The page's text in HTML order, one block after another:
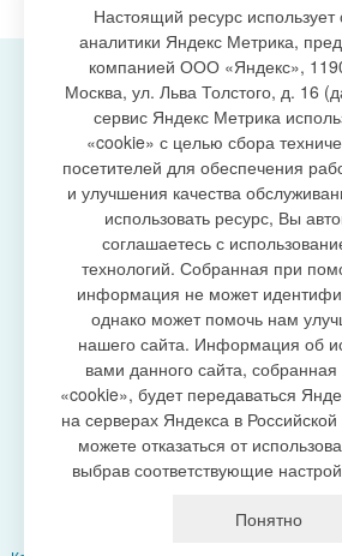
создание сайта
Администрация
Энергетиков, 6, пгт.
район,
Ханты-Мансийский
(Тюменская область),
Сетевое изданиеhttps://
16+
Учредитель -
Излучинск
Главный редактор -
Телефон/факс: (3466) 28-
admizl@rambler.ru
Сетевое изданиеhttps://
зарегистрировано
сфере связи,
информационных
коммуникаций
номер СМИ
ЭЛ № ФС77-87353 от
персональных данных
Настоящий ресурс использует
аналитики Яндекс Метрика,
компанией ООО «Яндекс»,
Москва, ул. Льва Толстого, д. 16
сервис Яндекс Метрика
«cookie» с целью сбора
посетителей для обеспечения
и улучшения качества
использовать ресурс, Вы
соглашаетесь с
технологий. Собранная при
информация не может
однако может помочь нам
нашего сайта. Информация об
вами данного сайта,
«cookie», будет передаваться
на серверах Яндекса в
можете отказаться от
выбрав соответствующие
Понятно